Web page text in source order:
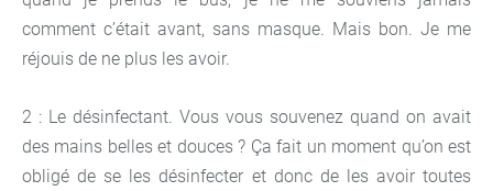
comment c’était avant, sans masque. Mais bon. Je me
réjouis de ne plus les avoir.
2 : Le désinfectant. Vous vous souvenez quand on avait
des mains belles et douces ? Ça fait un moment qu’on est
obligé de se les désinfecter et donc de les avoir toutes